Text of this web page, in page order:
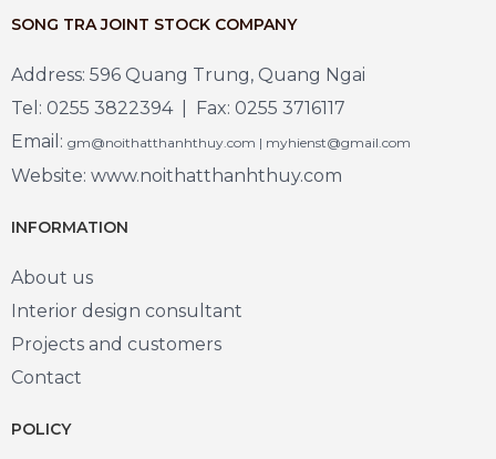
SONG TRA JOINT STOCK COMPANY
Address: 596 Quang Trung, Quang Ngai
Tel: 0255 3822394 | Fax: 0255 3716117
Email: gm@noithatthanhthuy.com | myhienst@gmail.com
Website: www.noithatthanhthuy.com
INFORMATION
About us
Interior design consultant
Projects and customers
Contact
POLICY